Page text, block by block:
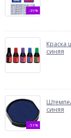
-39%
Краска
синяя
-51%
синяя